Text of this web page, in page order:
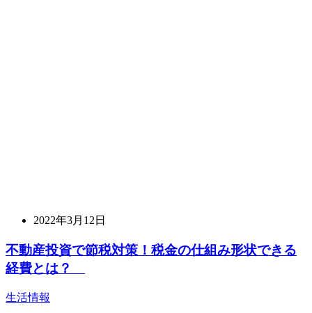
2022年3月12日
不動産投資で節税対策！税金の仕組み形状できる
経費とは？
生活情報